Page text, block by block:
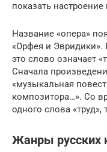
показать настроение
Название «опера»
«Орфея и Эвридики».
это слово означает
Сначала
«музыкальная
композитора…». Со
одного слова «труд»,
Жанры русских